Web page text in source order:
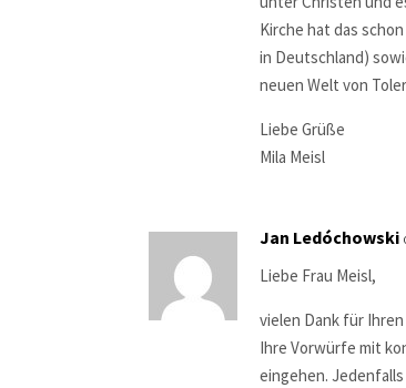
Kirche hat das
in Deutschland)
neuen Welt von
Liebe Grüße
Mila Meisl
Jan Ledóchowski
Liebe Frau Meisl,
vielen Dank für
Ihre Vorwürfe mit
eingehen.